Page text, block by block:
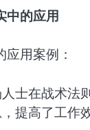
中的应用
用案例：
士在战术法
提高了工作